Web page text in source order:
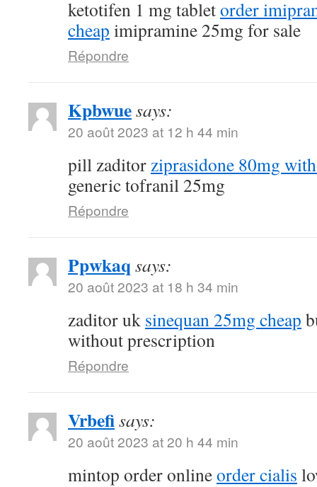
ketotifen 1 mg tabletorder
cheap imipramine 25mg for sale
Répondre
Kpbwuesays:
20 août 2023 at 12 h 44 min
pill zaditorziprasidone 80mg
generic tofranil 25mg
Répondre
Ppwkaq says:
20 août 2023 at 18 h 34 min
zaditor uk sinequan 25mg cheap
without prescription
Répondre
Vrbefisays:
20 août 2023 at 20 h 44 min
mintop order onlineorder cialis